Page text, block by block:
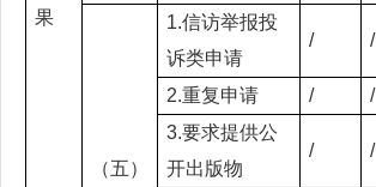
果
（五）
1.信访举报投
诉类申请
/ /
2.重复申请 / /
3.要求提供公
开出版物
/ /